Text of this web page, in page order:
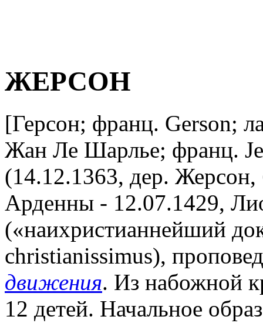
ЖЕРСОН
[Герсон; франц. Gerson;
Жан Ле Шарлье; франц.
(14.12.1363, дер. Жерсон,
Арденны - 12.07.1429,
(«наихристианнейший
christianissimus),
движения. Из набожной
12 детей. Начальное